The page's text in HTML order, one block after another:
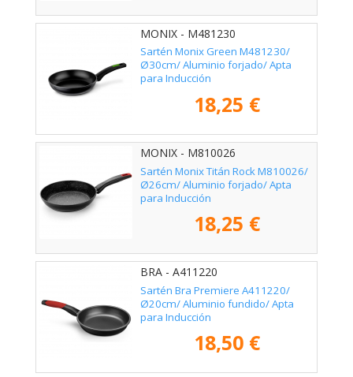
MONIX - M481230
Sartén Monix Green M481230/
Ø30cm/ Aluminio forjado/ Apta
para Inducción
18,25 €
MONIX - M810026
Sartén Monix Titán Rock M810026/
Ø26cm/ Aluminio forjado/ Apta
para Inducción
18,25 €
BRA - A411220
Sartén Bra Premiere A411220/
Ø20cm/ Aluminio fundido/ Apta
para Inducción
18,50 €